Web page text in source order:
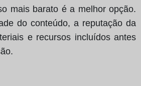
mais barato é a melhor opção.
do conteúdo, a reputação da
e recursos incluídos antes